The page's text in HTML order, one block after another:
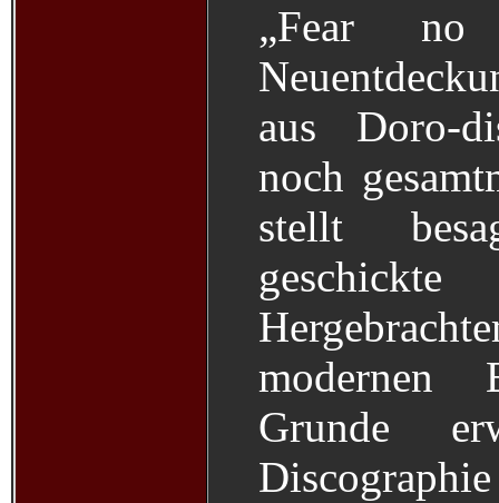
„Fear
aus Doro-
noch
stellt
modernen
Grunde